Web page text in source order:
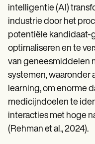
Informed Consent Form
Social Work Treatment Plans
DAR Note Template
Patient Visit Summary
Help Center
Demos
Training Hub
Webinars
Switch to Carepatron
Become a Partner
Pricing
Why Carepatron?
Login
Get started
intelligentie (AI)
industrie door het
potentiële kandidaat-
optimaliseren en te
van geneesmiddelen
systemen, waaronder
learning, om enorme
medicijndoelen te
interacties met hoge
(Rehman et al., 2024).